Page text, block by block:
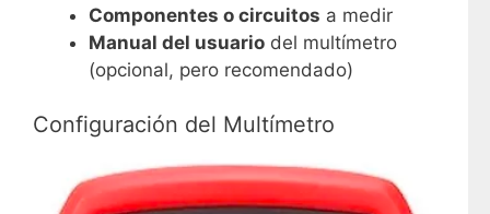
Componentes o circuitos a medir
Manual del usuario del multímetro
(opcional, pero recomendado)
Configuración del Multímetro